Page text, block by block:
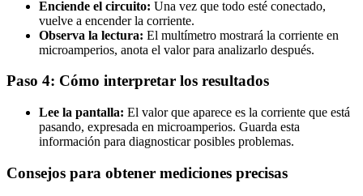
Enciende el circuito: Una vez que todo esté conectado,
vuelve a encender la corriente.
Observa la lectura: El multímetro mostrará la corriente en
microamperios, anota el valor para analizarlo después.
Paso 4: Cómo interpretar los resultados
Lee la pantalla: El valor que aparece es la corriente que está
pasando, expresada en microamperios. Guarda esta
información para diagnosticar posibles problemas.
Consejos para obtener mediciones precisas